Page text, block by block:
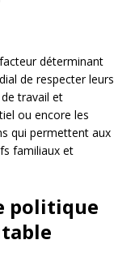
déterminant
de respecter leurs
travail et
ou encore les
qui permettent aux
familiaux et
politique